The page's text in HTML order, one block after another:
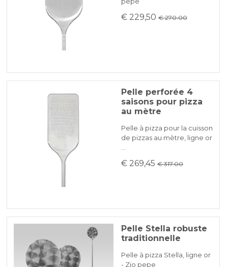
€ 229,50 € 270.00
Pelle perforée 4
saisons pour pizza
au mètre
Pelle à pizza pour la cuisson
de pizzas au mètre, ligne or
€ 269,45 € 317.00
Pelle Stella robuste
traditionnelle
Pelle à pizza Stella, ligne or
- Zio pepe